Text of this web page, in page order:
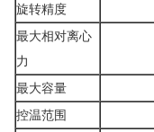
旋转精度
最大相对离心
力
最大容量
控温范围